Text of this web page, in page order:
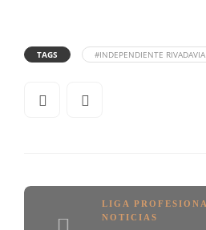
TAGS #INDEPENDIENTE RIVADAVIA
LIGA
NOTICIAS